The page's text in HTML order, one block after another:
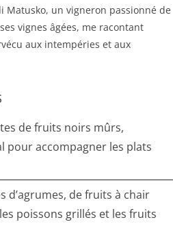
Matusko, un vigneron passionné de
vignes âgées, me racontant
aux intempéries et aux
de fruits noirs mûrs,
pour accompagner les plats
de fruits à chair
poissons grillés et les fruits